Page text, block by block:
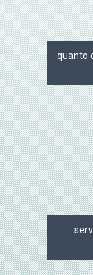
quanto